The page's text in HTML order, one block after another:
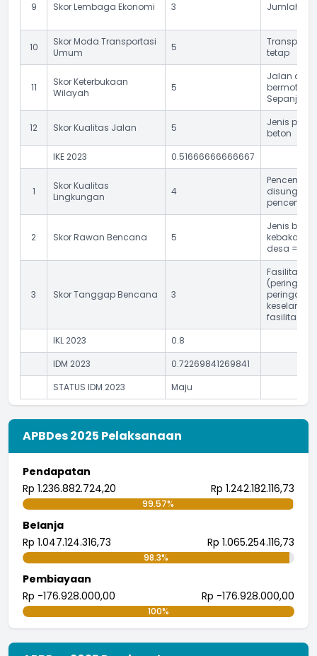
9 Skor Lembaga Ekonomi 3 Jumlah
10
Skor Moda Transportasi
Umum
5
tetap
11
Skor Keterbukaan
Wilayah
5
Jalan di
bermotor
12 Skor Kualitas Jalan 5
Jenis
beton
IKE 2023
0.51666666666667
1
Skor Kualitas
Lingkungan
4
disungai)
2 Skor Rawan Bencana 5
Jenis
kebakaran
desa = 0
3 Skor Tanggap Bencana 3
Fasilitas
fasilitas
IKL 2023
0.8
IDM 2023
0.72269841269841
STATUS IDM 2023
Maju
APBDes 2025 Pelaksanaan
Pendapatan
Rp 1.236.882.724,20
Rp 1.242.182.116,73
99.57%
Belanja
Rp 1.047.124.316,73
Rp 1.065.254.116,73
98.3%
Pembiayaan
Rp -176.928.000,00
Rp -176.928.000,00
100%